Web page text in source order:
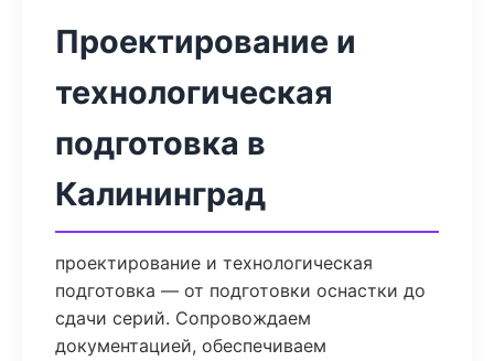
Проектирование и
технологическая
подготовка в
Калининград
проектирование и технологическая
подготовка — от подготовки оснастки до
сдачи серий. Сопровождаем
документацией, обеспечиваем